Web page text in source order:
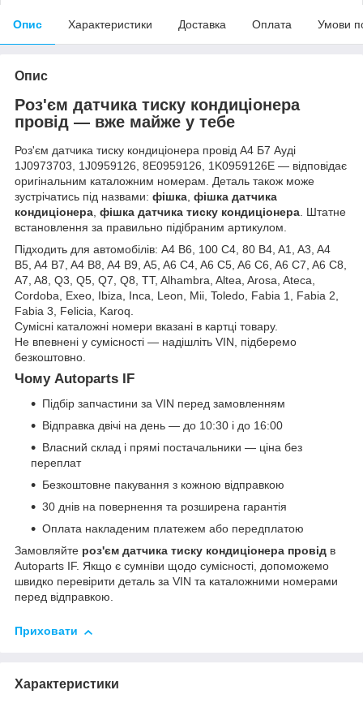
Опис Характеристики Доставка Оплата Умови
Опис
Роз'єм датчика тиску кондиціонера
провід — вже майже у тебе
Роз'єм датчика тиску кондиціонера провід А4 Б7 Ауді
1J0973703, 1J0959126, 8E0959126, 1K0959126E — відповідає
оригінальним каталожним номерам. Деталь також може
зустрічатись під назвами: фішка, фішка датчика
кондиціонера, фішка датчика тиску кондиціонера. Штатне
встановлення за правильно підібраним артикулом.
Підходить для автомобілів: A4 B6, 100 C4, 80 B4, A1, A3, A4
B5, A4 B7, A4 B8, A4 B9, A5, A6 C4, A6 C5, A6 C6, A6 C7, A6 C8,
A7, A8, Q3, Q5, Q7, Q8, TT, Alhambra, Altea, Arosa, Ateca,
Cordoba, Exeo, Ibiza, Inca, Leon, Mii, Toledo, Fabia 1, Fabia 2,
Fabia 3, Felicia, Karoq.
Сумісні каталожні номери вказані в картці товару.
Не впевнені у сумісності — надішліть VIN, підберемо
безкоштовно.
Чому Autoparts IF
Підбір запчастини за VIN перед замовленням
Відправка двічі на день — до 10:30 і до 16:00
Власний склад і прямі постачальники — ціна без
переплат
Безкоштовне пакування з кожною відправкою
30 днів на повернення та розширена гарантія
Оплата накладеним платежем або передплатою
Замовляйте роз'єм датчика тиску кондиціонера провід в
Autoparts IF. Якщо є сумніви щодо сумісності, допоможемо
швидко перевірити деталь за VIN та каталожними номерами
перед відправкою.
Приховати
Характеристики